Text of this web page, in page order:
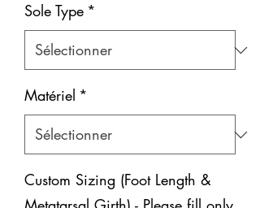
Sole Type *
Matériel *
Custom Sizing (Foot Length &